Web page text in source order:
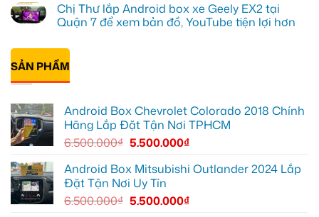
xem
Youtube
EX2
tại
Quận
Vấp
xem
YouTube
và
lắp
Android
box
Geely
EX2
tại
Quận
6
cao
trải
nghiệm
bình
luận
ở
Thảo
gắn
Android
box
xe
Hóc
Môn
lái
thoải
mái
hơn
Chị Thư lắp Android box xe Geely EX2 tại
Quận 7 để xem bản đồ, YouTube tiện lợi hơn
có
luận
ở
Chị
Android
box
Geely
EX2
Quận
để
bản
SẢN PHẨM
Android Box Chevrolet Colorado 2018 Chính
Hãng Lắp Đặt Tận Nơi TPHCM
6.500.000₫ 5.500.000₫
Android Box Mitsubishi Outlander 2024 Lắp
Đặt Tận Nơi Uy Tín
6.500.000₫ 5.500.000₫